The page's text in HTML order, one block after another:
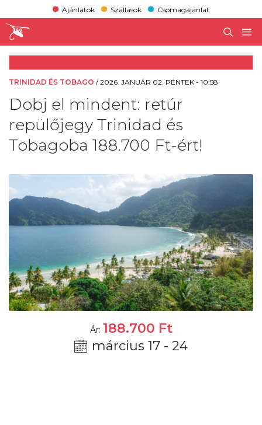
Ajánlatok Szállások Csomagajánlat
TRINIDAD ÉS TOBAGO /2026. JANUÁR 02. PÉNTEK - 10:58
Dobj el mindent: retúr
repülőjegy Trinidad és
Tobagoba 188.700 Ft-ért!
Ár: 188.700 Ft
március 17 - 24